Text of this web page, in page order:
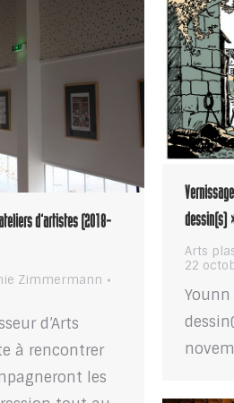
d’artistes (2018-
Zimmermann
d’Arts
à rencontrer
les
dessin(s)
Arts
22
Younn